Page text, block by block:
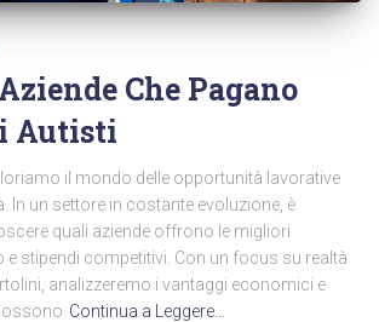
Che Pagano
Autisti
il mondo delle opportunità lavorative
In un settore in costante evoluzione, è
quali aziende offrono le migliori
stipendi competitivi. Con un focus su realtà
analizzeremo i vantaggi economici e
Continua a Leggere…